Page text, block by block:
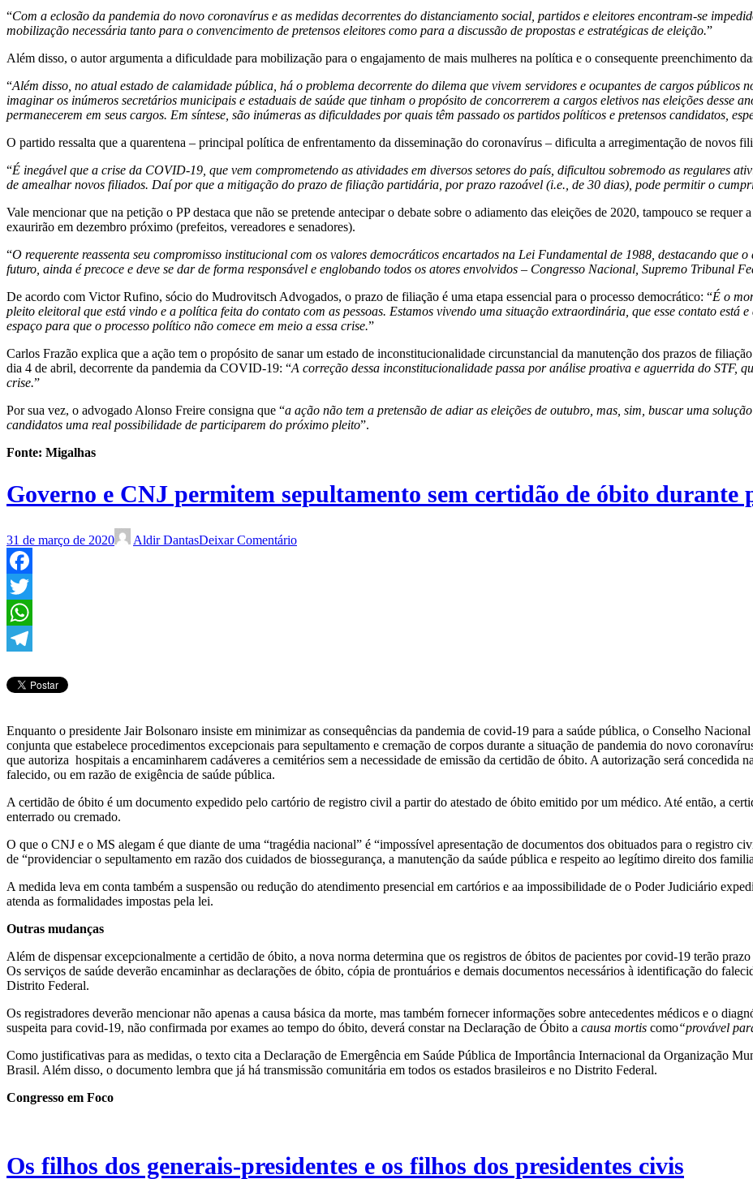
“Com a eclosão da pandemia do novo coronavírus e as medidas decorrentes do distanciamento social, partidos e eleitores encontram-se
mobilização necessária tanto para o convencimento de pretensos eleitores como para a discussão de propostas e estratégicas de eleição.”
Além disso, o autor argumenta a dificuldade para mobilização para o engajamento de mais mulheres na política e o consequente preenchimento
“Além disso, no atual estado de calamidade pública, há o problema decorrente do dilema que vivem servidores e ocupantes de cargos públicos
imaginar os inúmeros secretários municipais e estaduais de saúde que tinham o propósito de concorrerem a cargos eletivos nas eleições desse
permanecerem em seus cargos. Em síntese, são inúmeras as dificuldades por quais têm passado os partidos políticos e pretensos candidatos,
O partido ressalta que a quarentena – principal política de enfrentamento da disseminação do coronavírus – dificulta a arregimentação de novos
“É inegável que a crise da COVID-19, que vem comprometendo as atividades em diversos setores do país, dificultou sobremodo as regulares
de amealhar novos filiados. Daí por que a mitigação do prazo de filiação partidária, por prazo razoável (i.e., de 30 dias), pode permitir o
Vale mencionar que na petição o PP destaca que não se pretende antecipar o debate sobre o adiamento das eleições de 2020, tampouco se requer
exaurirão em dezembro próximo (prefeitos, vereadores e senadores).
“O requerente reassenta seu compromisso institucional com os valores democráticos encartados na Lei Fundamental de 1988, destacando que
futuro, ainda é precoce e deve se dar de forma responsável e englobando todos os atores envolvidos – Congresso Nacional, Supremo Tribunal
De acordo com Victor Rufino, sócio do Mudrovitsch Advogados, o prazo de filiação é uma etapa essencial para o processo democrático: “É o
pleito eleitoral que está vindo e a política feita do contato com as pessoas. Estamos vivendo uma situação extraordinária, que esse contato
espaço para que o processo político não comece em meio a essa crise.”
Carlos Frazão explica que a ação tem o propósito de sanar um estado de inconstitucionalidade circunstancial da manutenção dos prazos de
dia 4 de abril, decorrente da pandemia da COVID-19: “A correção dessa inconstitucionalidade passa por análise proativa e aguerrida do STF,
crise.”
Por sua vez, o advogado Alonso Freire consigna que “a ação não tem a pretensão de adiar as eleições de outubro, mas, sim, buscar uma
candidatos uma real possibilidade de participarem do próximo pleito”.
Fonte: Migalhas
Governo e CNJ permitem sepultamento sem certidão de óbito durante
31 de março de 2020 Aldir DantasDeixar Comentário
Facebook
Twitter
WhatsApp
Enquanto o presidente Jair Bolsonaro insiste em minimizar as consequências da pandemia de covid-19 para a saúde pública, o Conselho
conjunta que estabelece procedimentos excepcionais para sepultamento e cremação de corpos durante a situação de pandemia do novo
que autoriza hospitais a encaminharem cadáveres a cemitérios sem a necessidade de emissão da certidão de óbito. A autorização será concedida
falecido, ou em razão de exigência de saúde pública.
A certidão de óbito é um documento expedido pelo cartório de registro civil a partir do atestado de óbito emitido por um médico. Até então, a
enterrado ou cremado.
O que o CNJ e o MS alegam é que diante de uma “tragédia nacional” é “impossível apresentação de documentos dos obituados para o registro
de “providenciar o sepultamento em razão dos cuidados de biossegurança, a manutenção da saúde pública e respeito ao legítimo direito dos
A medida leva em conta também a suspensão ou redução do atendimento presencial em cartórios e aa impossibilidade de o Poder Judiciário
atenda as formalidades impostas pela lei.
Outras mudanças
Além de dispensar excepcionalmente a certidão de óbito, a nova norma determina que os registros de óbitos de pacientes por covid-19 terão
Os serviços de saúde deverão encaminhar as declarações de óbito, cópia de prontuários e demais documentos necessários à identificação do
Distrito Federal.
Os registradores deverão mencionar não apenas a causa básica da morte, mas também fornecer informações sobre antecedentes médicos e o
suspeita para covid-19, não confirmada por exames ao tempo do óbito, deverá constar na Declaração de Óbito a causa mortis como“provável
Como justificativas para as medidas, o texto cita a Declaração de Emergência em Saúde Pública de Importância Internacional da Organização
Brasil. Além disso, o documento lembra que já há transmissão comunitária em todos os estados brasileiros e no Distrito Federal.
Congresso em Foco
Os filhos dos generais-presidentes e os filhos dos presidentes civis